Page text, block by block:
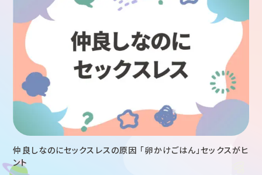
仲良しなのにセックスレスの原因 「卵かけごはん」セックスがヒ
ント